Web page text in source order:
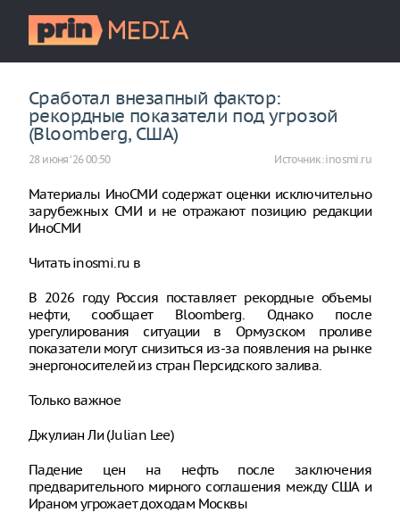
Сработал внезапный фактор:
рекордные показатели под угрозой
(Bloomberg, США)
28 июня ‘26 00:50 Источник:inosmi.ru
Материалы ИноСМИ содержат оценки исключительно
зарубежных СМИ и не отражают позицию редакции
ИноСМИ
Читать inosmi.ru в
В 2026 году Россия поставляет рекордные объемы
нефти, сообщает Bloomberg. Однако после
урегулирования ситуации в Ормузском проливе
показатели могут снизиться из-за появления на рынке
энергоносителей из стран Персидского залива.
Только важное
Джулиан Ли (Julian Lee)
Падение цен на нефть после заключения
предварительного мирного соглашения между США и
Ираном угрожает доходам Москвы